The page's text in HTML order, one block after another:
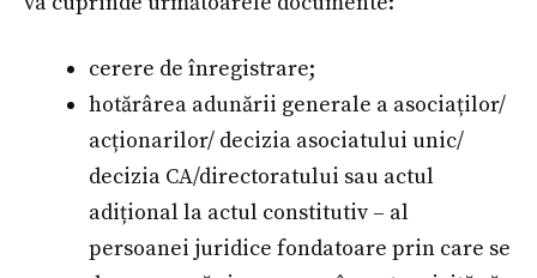
cerere de înregistrare;
hotărârea adunării generale a asociaților/
acționarilor/ decizia asociatului unic/
decizia CA/directoratului sau actul
adițional la actul constitutiv – al
persoanei juridice fondatoare prin care se